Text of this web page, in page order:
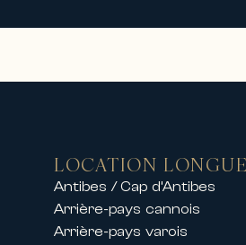
LOCATION
Antibes / Cap d’Antibes
Arrière-pays cannois
Arrière-pays varois